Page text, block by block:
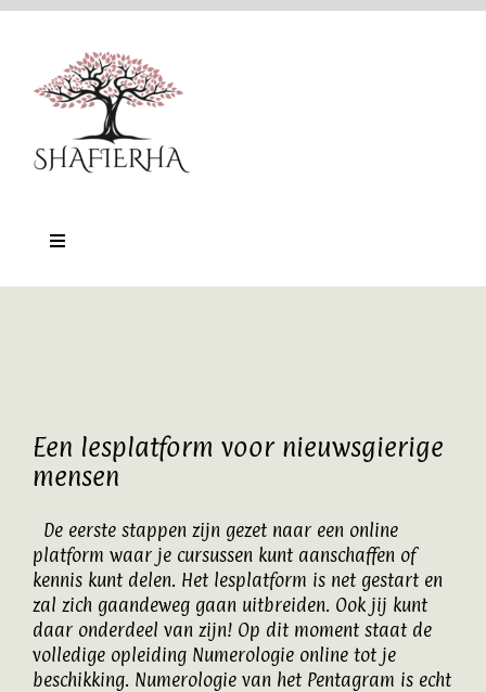
Ga
Toggle
Online platform
Contact
Een lesplatform voor nieuwsgierige
mensen
De eerste stappen zijn gezet naar een online
platform waar je cursussen kunt aanschaffen of
kennis kunt delen. Het lesplatform is net gestart en
zal zich gaandeweg gaan uitbreiden. Ook jij kunt
daar onderdeel van zijn! Op dit moment staat de
volledige opleiding Numerologie online tot je
beschikking. Numerologie van het Pentagram is echt